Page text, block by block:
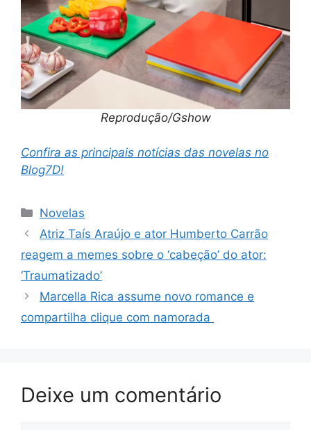
Reprodução/Gshow
Confira as principais notícias das novelas no
Blog7D!
Categorias
Novelas
Atriz Taís Araújo e ator Humberto Carrão
reagem a memes sobre o ‘cabeção’ do ator:
‘Traumatizado’
Marcella Rica assume novo romance e
compartilha clique com namorada
Deixe um comentário